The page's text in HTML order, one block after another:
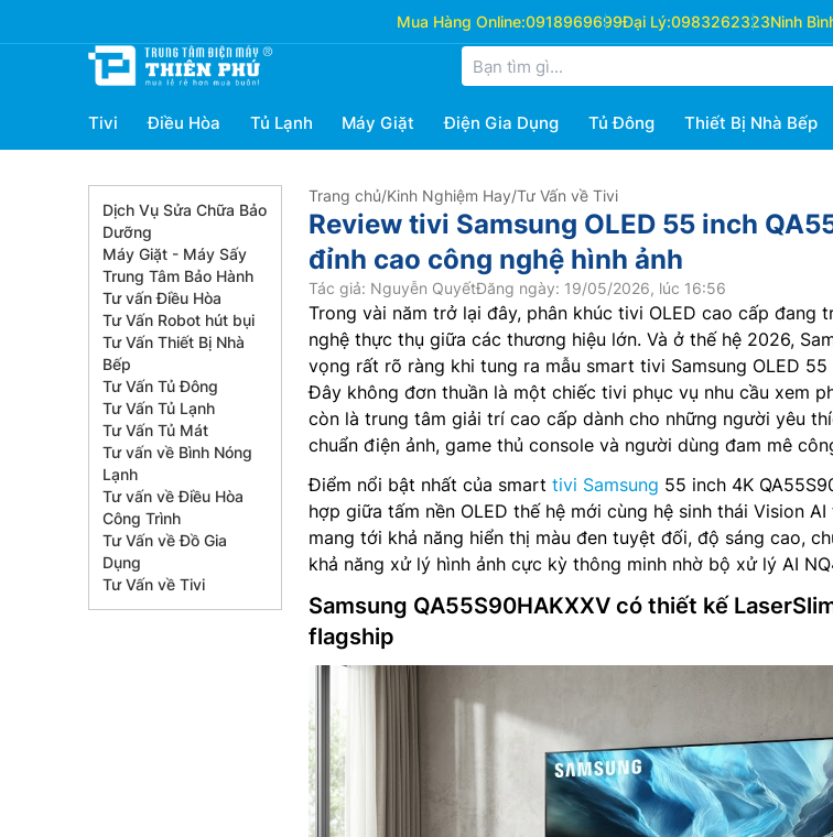
Mua Hàng Online:0918969699Đại Lý:0983262323Ninh
Tivi Điều Hòa Tủ Lạnh Máy Giặt Điện Gia Dụng Tủ Đông Thiết Bị Nhà Bếp
Dịch Vụ Sửa Chữa Bảo
Dưỡng
Máy Giặt - Máy Sấy
Trung Tâm Bảo Hành
Tư vấn Điều Hòa
Tư Vấn Robot hút bụi
Tư Vấn Thiết Bị Nhà
Bếp
Tư Vấn Tủ Đông
Tư Vấn Tủ Lạnh
Tư Vấn Tủ Mát
Tư vấn về Bình Nóng
Lạnh
Tư vấn về Điều Hòa
Công Trình
Tư Vấn về Đồ Gia
Dụng
Tư Vấn về Tivi
Trang chủ/Kinh Nghiệm Hay/Tư Vấn về Tivi
Review tivi Samsung OLED 55 inch
đỉnh cao công nghệ hình ảnh
Tác giả: Nguyễn QuyếtĐăng ngày: 19/05/2026, lúc 16:56
Trong vài năm trở lại đây, phân khúc tivi OLED cao cấp đang
nghệ thực thụ giữa các thương hiệu lớn. Và ở thế hệ 2026,
vọng rất rõ ràng khi tung ra mẫu smart tivi Samsung OLED 55
Đây không đơn thuần là một chiếc tivi phục vụ nhu cầu xem
còn là trung tâm giải trí cao cấp dành cho những người yêu
chuẩn điện ảnh, game thủ console và người dùng đam mê
Điểm nổi bật nhất của smart tivi Samsung 55 inch 4K
hợp giữa tấm nền OLED thế hệ mới cùng hệ sinh thái Vision
mang tới khả năng hiển thị màu đen tuyệt đối, độ sáng cao,
khả năng xử lý hình ảnh cực kỳ thông minh nhờ bộ xử lý AI
Samsung QA55S90HAKXXV có thiết kế
flagship